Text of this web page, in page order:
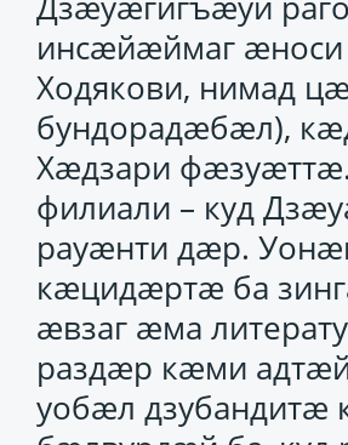
инсӕйӕймаг ӕноси
Ходякови, нимад
бундорадӕбӕл),
Хӕдзари
филиали – куд
рауӕнти дӕр.
кӕцидӕртӕ ба
ӕвзаг ӕма
раздӕр кӕми
уобӕл